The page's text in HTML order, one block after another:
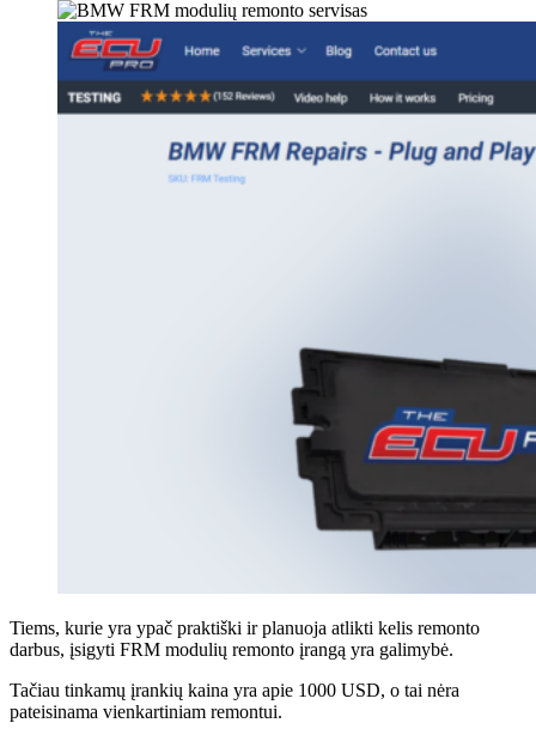
Tiems, kurie yra ypač praktiški ir planuoja atlikti kelis remonto
darbus, įsigyti FRM modulių remonto įrangą yra galimybė.
Tačiau tinkamų įrankių kaina yra apie 1000 USD, o tai nėra
pateisinama vienkartiniam remontui.